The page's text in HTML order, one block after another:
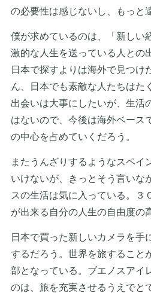
の必要性は感じないし、もっと
僕が求めているのは、「新しい
激的な人生を送っている人との
日本で探すよりは海外で見つけ
ん、日本でも素敵な人たちはた
出会いは大事にしたいが、生活
はないので、今後は海外ベース
の中心を占めていくだろう。
またうんざりするようなスペイ
いけないが、きっとそう言いな
スの生活は気に入っている。３
が出来る自分の人生の自由度の
日本で買った新しいカメラを手
するだろう。世界を旅すること
部となっている。ブエノスアイ
のは、旅を充実させるうえでと